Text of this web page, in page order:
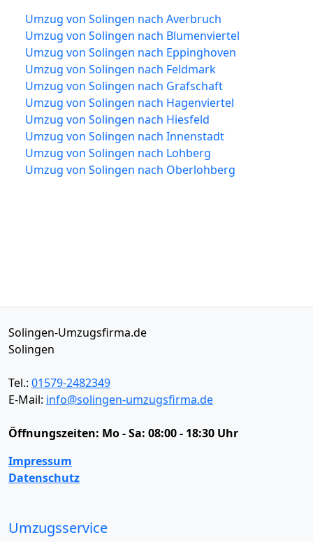
Umzug von Solingen nach Averbruch
Umzug von Solingen nach Blumenviertel
Umzug von Solingen nach Eppinghoven
Umzug von Solingen nach Feldmark
Umzug von Solingen nach Grafschaft
Umzug von Solingen nach Hagenviertel
Umzug von Solingen nach Hiesfeld
Umzug von Solingen nach Innenstadt
Umzug von Solingen nach Lohberg
Umzug von Solingen nach Oberlohberg
Solingen-Umzugsfirma.de
Solingen
Tel.: 01579-2482349
E-Mail: info@solingen-umzugsfirma.de
Öffnungszeiten: Mo - Sa: 08:00 - 18:30 Uhr
Impressum
Datenschutz
Umzugsservice